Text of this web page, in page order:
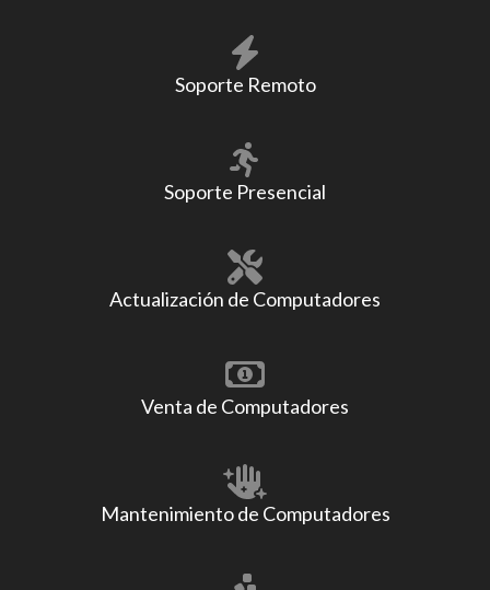
Soporte Remoto
Soporte Presencial
Actualización de Computadores
Venta de Computadores
Mantenimiento de Computadores